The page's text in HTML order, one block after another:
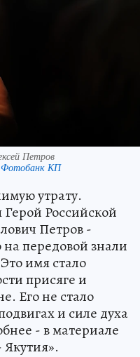
Петров
Фотобанк КП
утрату.
Российской
Петров -
передовой знали
имя стало
присяге и
Его не стало
и силе духа
- в материале